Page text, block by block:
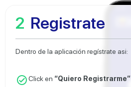
2 Registrate
Dentro de la aplicación regístrate asi:
Click en “Quiero Registrarme”